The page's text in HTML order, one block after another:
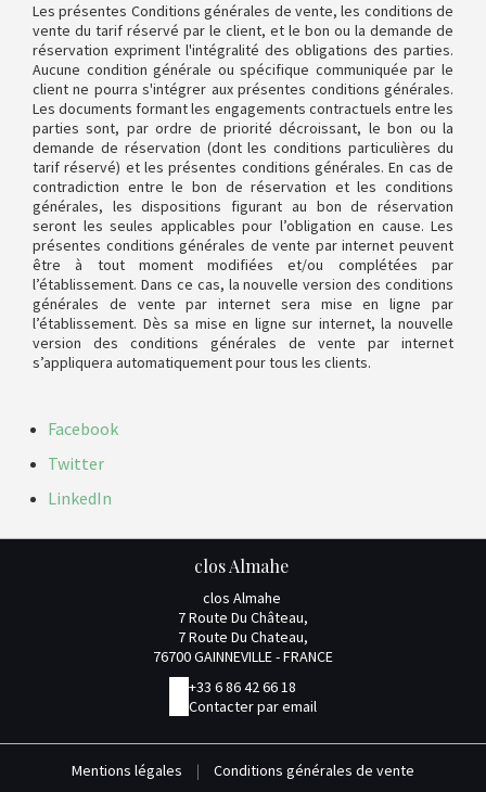
Les présentes Conditions générales de vente, les conditions de
vente du tarif réservé par le client, et le bon ou la demande de
réservation expriment l'intégralité des obligations des parties.
Aucune condition générale ou spécifique communiquée par le
client ne pourra s'intégrer aux présentes conditions générales.
Les documents formant les engagements contractuels entre les
parties sont, par ordre de priorité décroissant, le bon ou la
demande de réservation (dont les conditions particulières du
tarif réservé) et les présentes conditions générales. En cas de
contradiction entre le bon de réservation et les conditions
générales, les dispositions figurant au bon de réservation
seront les seules applicables pour l’obligation en cause. Les
présentes conditions générales de vente par internet peuvent
être à tout moment modifiées et/ou complétées par
l’établissement. Dans ce cas, la nouvelle version des conditions
générales de vente par internet sera mise en ligne par
l’établissement. Dès sa mise en ligne sur internet, la nouvelle
version des conditions générales de vente par internet
s’appliquera automatiquement pour tous les clients.
Facebook
Twitter
LinkedIn
clos Almahe
clos Almahe
7 Route Du Château,
7 Route Du Chateau,
76700 GAINNEVILLE - FRANCE
+33 6 86 42 66 18
Contacter par email
Mentions légales | Conditions générales de vente